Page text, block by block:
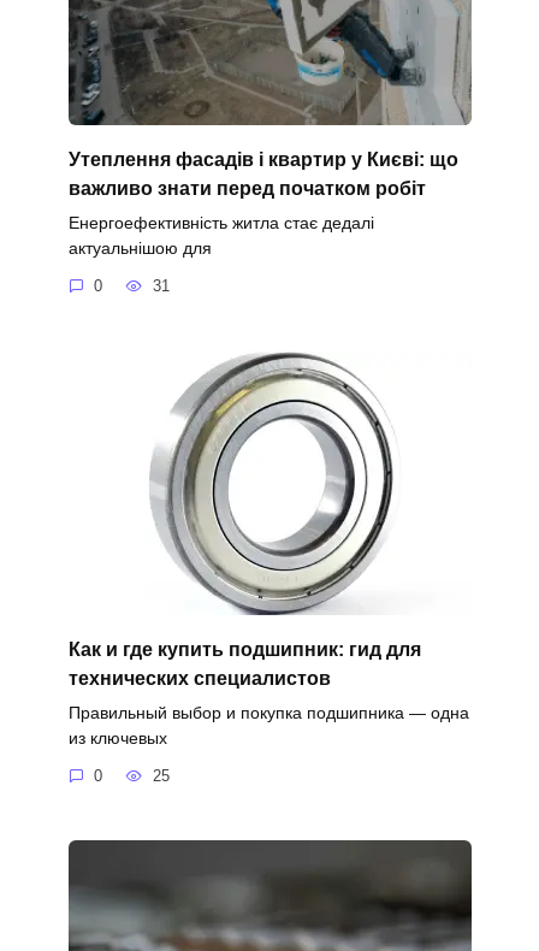
Утеплення фасадів і квартир у Києві: що
важливо знати перед початком робіт
Енергоефективність житла стає дедалі
актуальнішою для
0 31
Как и где купить подшипник: гид для
технических специалистов
Правильный выбор и покупка подшипника — одна
из ключевых
0 25